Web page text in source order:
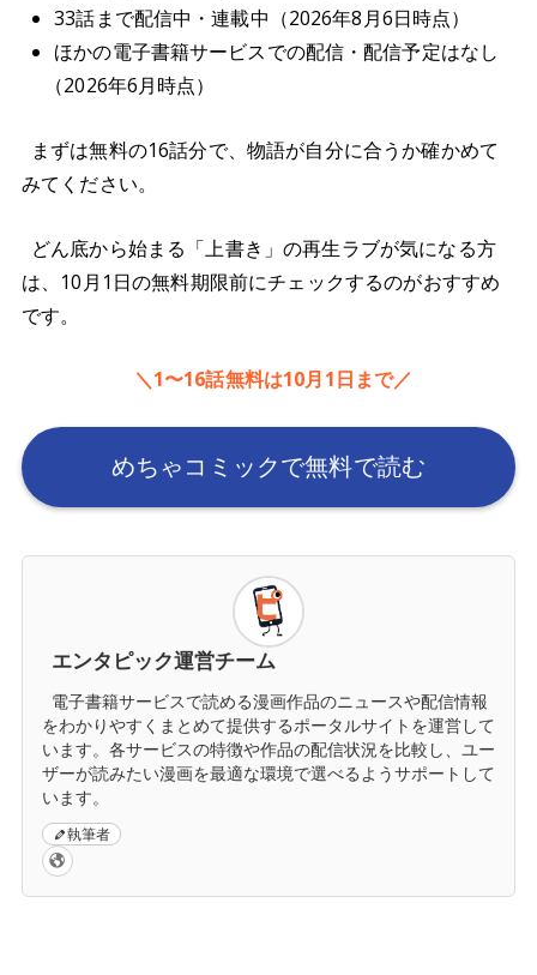
33話まで配信中・連載中（2026年8月6日時点）
ほかの電子書籍サービスでの配信・配信予定はなし
（2026年6月時点）
まずは無料の16話分で、物語が自分に合うか確かめて
みてください。
どん底から始まる「上書き」の再生ラブが気になる方
は、10月1日の無料期限前にチェックするのがおすすめ
です。
＼1〜16話無料は10月1日まで／
めちゃコミックで無料で読む
エンタピック運営チーム
電子書籍サービスで読める漫画作品のニュースや配信情報
をわかりやすくまとめて提供するポータルサイトを運営して
います。各サービスの特徴や作品の配信状況を比較し、ユー
ザーが読みたい漫画を最適な環境で選べるようサポートして
います。
執筆者